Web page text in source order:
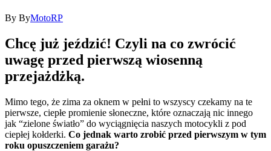
By ByMotoRP
Chcę już jeździć! Czyli na co zwrócić
uwagę przed pierwszą wiosenną
przejażdżką.
Mimo tego, że zima za oknem w pełni to wszyscy czekamy na te
pierwsze, ciepłe promienie słoneczne, które oznaczają nic innego
jak “zielone światło” do wyciągnięcia naszych motocykli z pod
ciepłej kołderki. Co jednak warto zrobić przed pierwszym w tym
roku opuszczeniem garażu?